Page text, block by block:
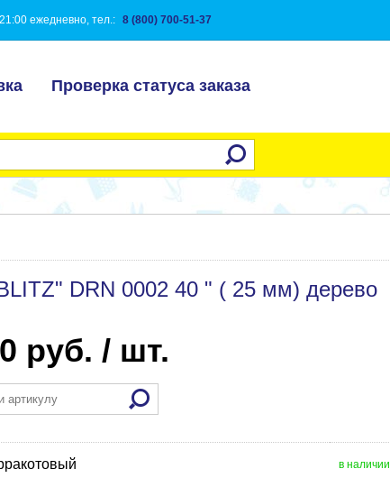
ежедневно, тел.: 8 (800) 700-51-37
Проверка статуса заказа
DRN 0002 40 " ( 25 мм) дерево
руб. / шт.
в наличии